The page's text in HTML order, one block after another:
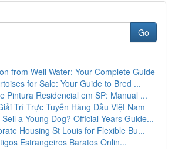
Go
from Well Water: Your Complete Guide
for Sale: Your Guide to Bred ...
Pintura Residencial em SP: Manual ...
Trí Trực Tuyến Hàng Đầu Việt Nam
a Young Dog? Official Years Guide...
Housing St Louis for Flexible Bu...
Estrangeiros Baratos Onlin...